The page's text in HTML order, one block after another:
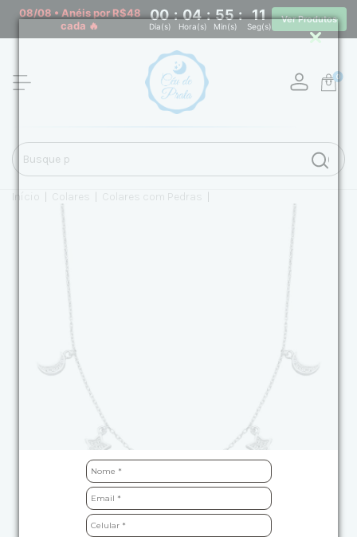
08/08 • Anéis por R$48
cada 🔥
00 : 04 : 55 : 10
Dia(s) Hora(s) Min(s) Seg(s)
Ver Produtos
0
Início Colares Colares com Pedras